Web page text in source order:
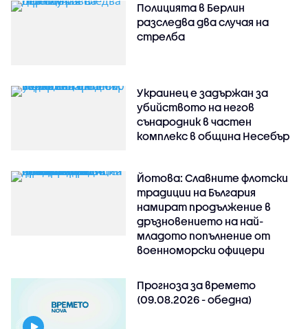
Полицията в Берлин
разследва два случая на
стрелба
Украинец е задържан за
убийството на негов
сънародник в частен
комплекс в община Несебър
Йотова: Славните флотски
традиции на България
намират продължение в
дръзновението на най-
младото попълнение от
военноморски офицери
Прогноза за времето
(09.08.2026 - обедна)